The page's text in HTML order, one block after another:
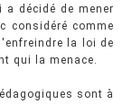
a décidé de mener
considéré comme
la loi de
qui la menace.
sont à